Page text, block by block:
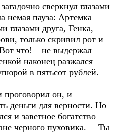
сверкнул глазами
немая пауза: Артемка
глазами друга, Генка,
только скривил рот и
что! – не выдержал
наконец разжался
в пятьсот рублей.
проговорил он, и
деньги для верности. Но
и заветное богатство
черного пуховика. – Ты